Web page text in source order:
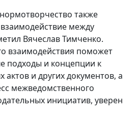
также
между
Вячеслав Тимченко.
взаимодействия поможет
подходы и концепции к
и других документов, а
межведомственного
инициатив, уверен